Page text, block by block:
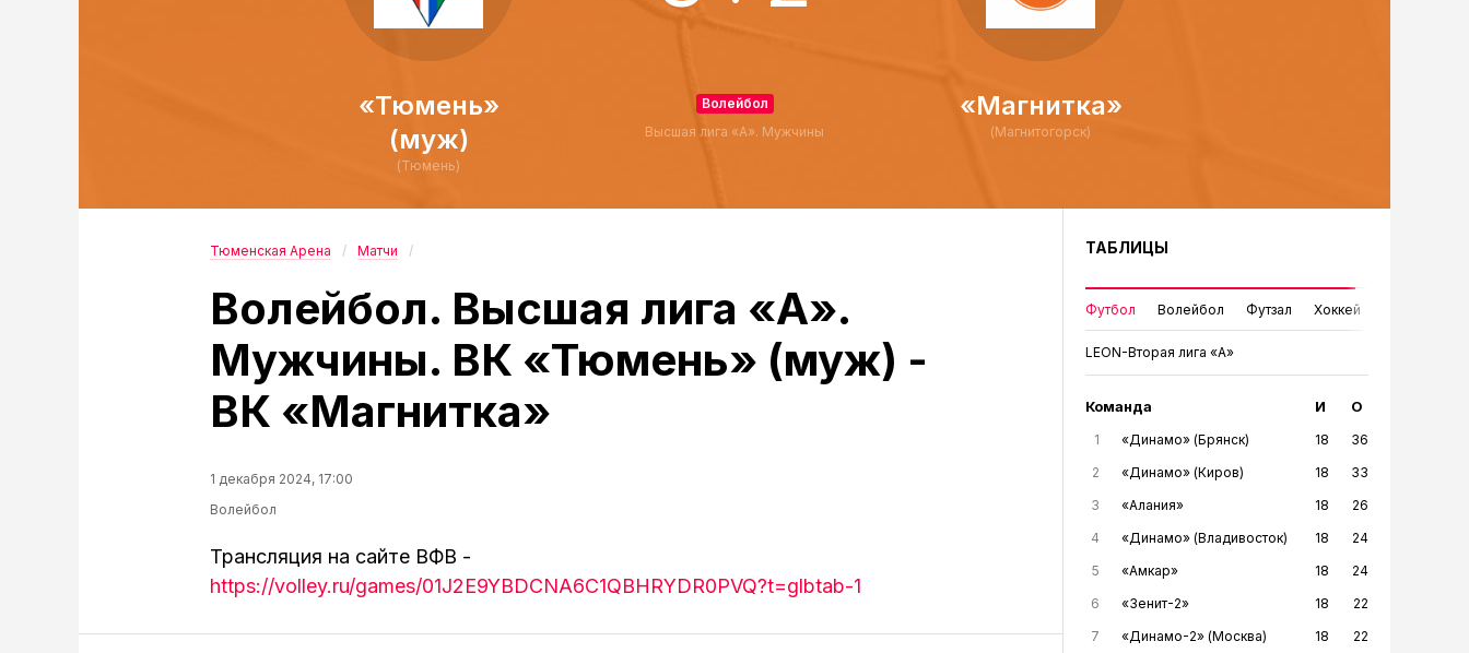
«Тюмень»
(муж)
(Тюмень)
Волейбол
Высшая лига «А». Мужчины
«Магнитка»
(Магнитогорск)
Тюменская Арена Матчи
Волейбол. Высшая лига «А».
Мужчины. ВК «Тюмень» (муж) -
ВК «Магнитка»
1 декабря 2024, 17:00
Волейбол
Трансляция на сайте ВФВ -
https://volley.ru/games/01J2E9YBDCNA6C1QBHRYDR0PVQ?t=glbtab-1
ТАБЛИЦЫ
Футбол Волейбол Футзал Хоккей
LEON-Вторая лига «А»
Команда И О
1 «Динамо» (Брянск) 18
36
2
«Динамо» (Киров) 18
33
3
«Алания» 18
26
4
«Динамо» (Владивосток) 18
24
5
«Амкар» 18
24
6
«Зенит-2» 18
22
7
«Динамо-2» (Москва) 18
22